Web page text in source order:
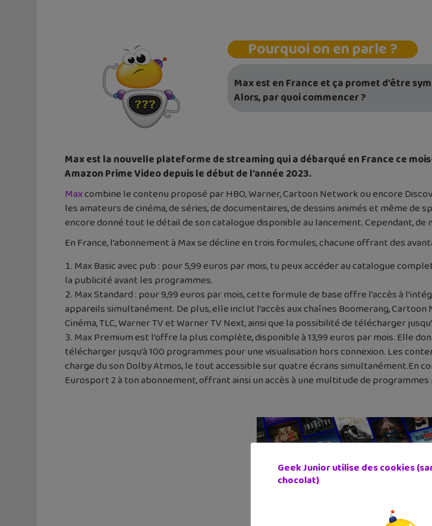
Pourquoi on en parle ?
Max est en France et ça promet d’être
Alors, par quoi commencer ?
Max est la nouvelle plateforme de streaming qui a débarqué en France ce
Amazon Prime Video depuis le début de l’année 2023.
Maxcombine le contenu proposé par HBO, Warner, Cartoon Network ou encore
les amateurs de cinéma, de séries, de documentaires, de dessins animés et même
encore donné tout le détail de son catalogue disponible au lancement. Cependant, de
En France, l’abonnement à Max se décline en trois formules, chacune offrant des
Max Basic avec pub : pour 5,99 euros par mois, tu peux accéder au catalogue
la publicité avant les programmes.
Max Standard : pour 9,99 euros par mois, cette formule de base offre l’accès à
appareils simultanément. De plus, elle inclut l’accès aux chaînes Boomerang,
Cinéma, TLC, Warner TV et Warner TV Next, ainsi que la possibilité de télécharger
Max Premium est l’offre la plus complète, disponible à 13,99 euros par mois. Elle
télécharger jusqu’à 100 programmes pour une visualisation hors connexion. Les
charge du son Dolby Atmos, le tout accessible sur quatre écrans simultanément.En
Eurosport 2 à ton abonnement, offrant ainsi un accès à une multitude de
Geek Junior utilise des cookies
chocolat)